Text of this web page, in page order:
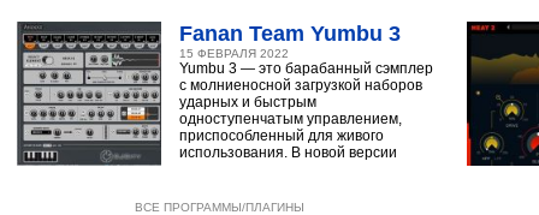
Fanan Team Yumbu 3
15 ФЕВРАЛЯ 2022
Yumbu 3 — это барабанный сэмплер
с молниеносной загрузкой наборов
ударных и быстрым
одноступенчатым управлением,
приспособленный для живого
использования. В новой версии
ВСЕ ПРОГРАММЫ/ПЛАГИНЫ